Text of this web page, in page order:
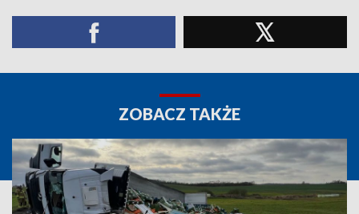
ZOBACZ TAKŻE